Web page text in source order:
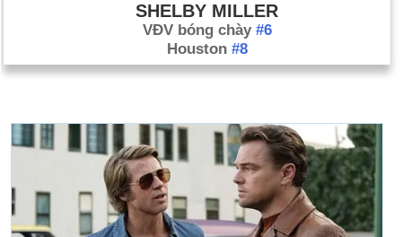
SHELBY MILLER
VĐV bóng chày #6
Houston #8